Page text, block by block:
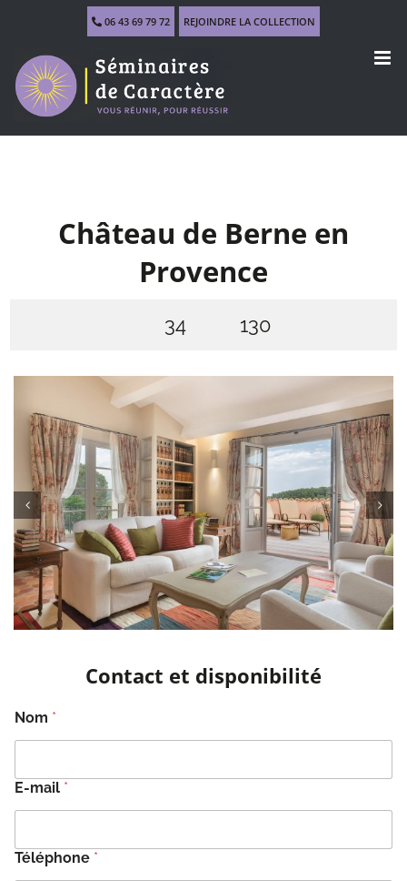
06 43 69 79 72 REJOINDRE LA COLLECTION
Château de Berne en
Provence
34 130
Contact et disponibilité
Nom *
E-mail *
Téléphone *